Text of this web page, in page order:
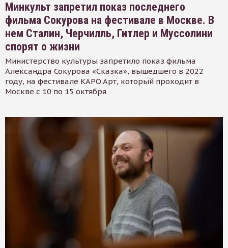
Минкульт запретил показ последнего
фильма Сокурова на фестивале в Москве. В
нем Сталин, Черчилль, Гитлер и Муссолини
спорят о жизни
Министерство культуры запретило показ фильма
Александра Сокурова «Сказка», вышедшего в 2022
году, на фестивале КАРО.Арт, который проходит в
Москве с 10 по 15 октября